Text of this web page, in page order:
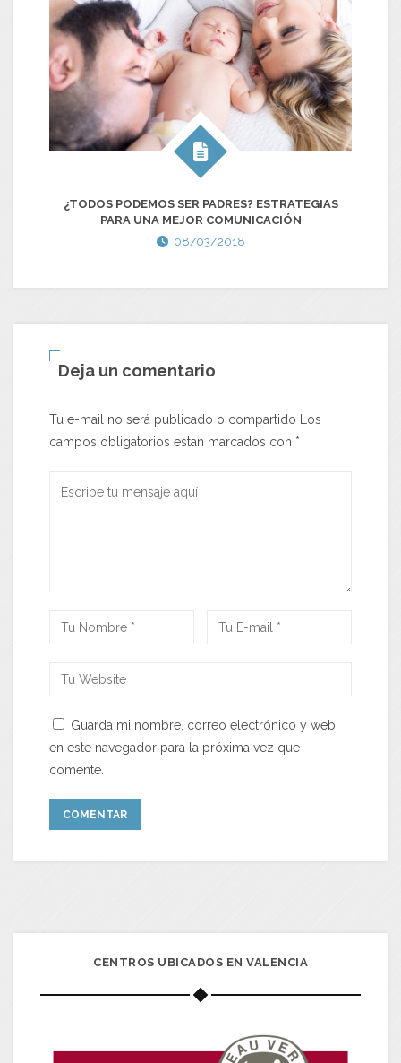
¿TODOS PODEMOS SER PADRES? ESTRATEGIAS
PARA UNA MEJOR COMUNICACIÓN
08/03/2018
Deja un comentario
Tu e-mail no será publicado o compartido Los
campos obligatorios estan marcados con *
Guarda mi nombre, correo electrónico y web
en este navegador para la próxima vez que
comente.
CENTROS UBICADOS EN VALENCIA